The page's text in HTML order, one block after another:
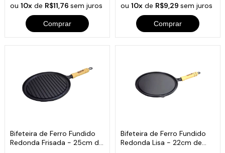
ou10x de R$11,76sem juros
Comprar
ou 10xde R$9,29 sem juros
Comprar
Bifeteira de Ferro Fundido
Redonda Frisada - 25cm de
Bifeteira de Ferro Fundido
Redonda Lisa - 22cm de